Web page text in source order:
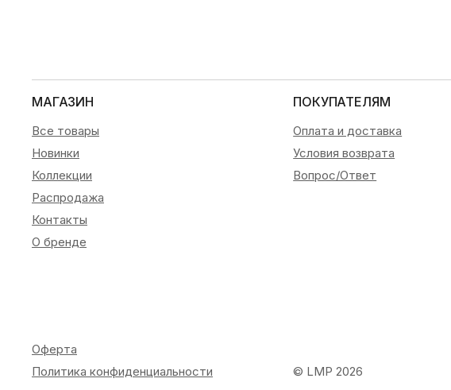
Все товары
Новинки
О бренде
Контакты
Коллекции
Распродажа
Оферта
МАГАЗИН
Политика конфиденциальности
Условия возврата
Вопрос/Ответ
ПОКУПАТЕЛЯМ
Оплата и доставка
© LMP 2026